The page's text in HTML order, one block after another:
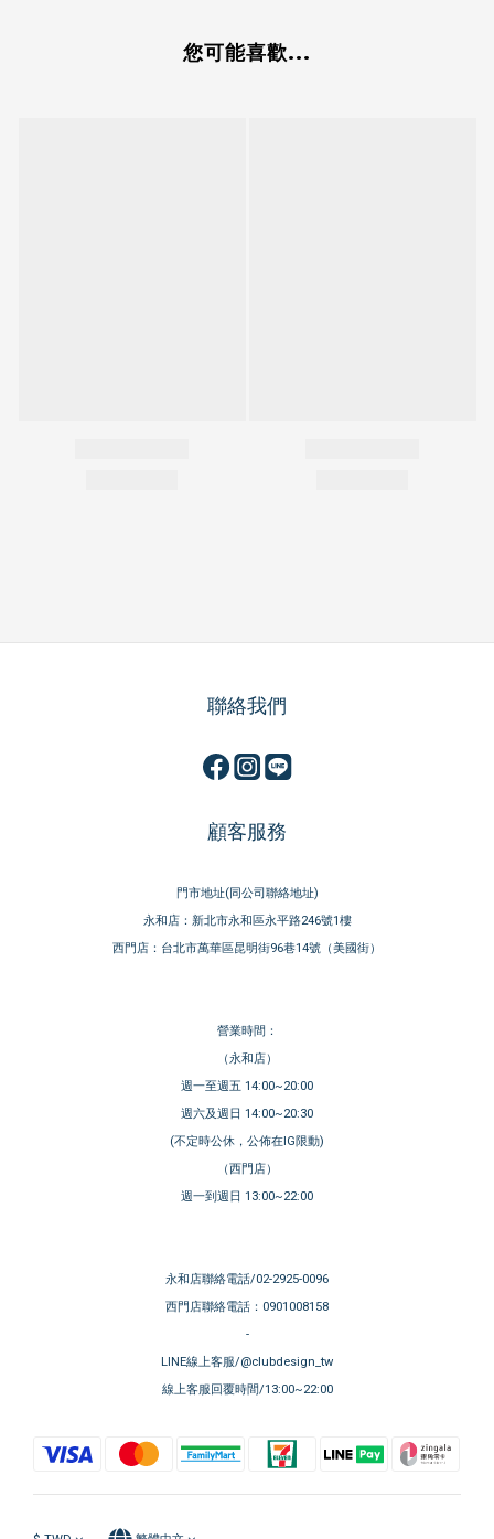
您可能喜歡...
聯絡我們
顧客服務
門市地址(同公司聯絡地址)
永和店：新北市永和區永平路246號1樓
西門店：台北市萬華區昆明街96巷14號（美國街）
營業時間：
（永和店）
週一至週五 14:00~20:00
週六及週日 14:00~20:30
(不定時公休，公佈在IG限動)
（西門店）
週一到週日 13:00~22:00
永和店聯絡電話/02-2925-0096
西門店聯絡電話：0901008158
-
LINE線上客服/@clubdesign_tw
線上客服回覆時間/13:00~22:00